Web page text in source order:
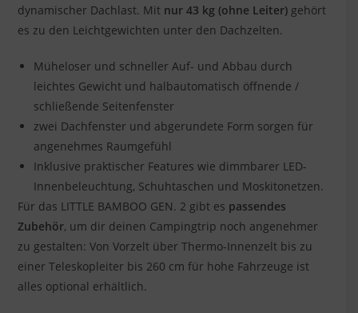
dynamischer Dachlast. Mit nur 43 kg (ohne Leiter)gehört
es zu den Leichtgewichten unter den Dachzelten.
Müheloser und schneller Auf- und Abbau durch
leichtes Gewicht und halbautomatisch öffnende /
schließende Seitenfenster
zwei Dachfenster und abgerundete Form sorgen für
angenehmes Raumgefühl
Inklusive praktischer Features wie dimmbarer LED-
Innenbeleuchtung, Schuhtaschen und Moskitonetzen.
Für das LITTLE BAMBOO GEN. 2 gibt es passendes
Zubehör, um dir deinen Campingtrip noch angenehmer
zu gestalten: Von Vorzelt über Thermo-Innenzelt bis zu
einer Teleskopleiter bis 260 cm für hohe Fahrzeuge ist
alles optional erhältlich.